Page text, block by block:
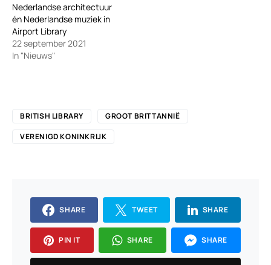
Nederlandse architectuur
én Nederlandse muziek in
Airport Library
22 september 2021
In "Nieuws"
BRITISH LIBRARY
GROOT BRITTANNIË
VERENIGD KONINKRIJK
SHARE TWEET SHARE
PIN IT SHARE SHARE